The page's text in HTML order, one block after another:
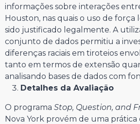
informações sobre interações
Houston, nas quais o uso de
sido justificado legalmente. A
conjunto de dados permitiu a
diferenças raciais em tiroteios
tanto em termos de extensão
analisando bases de dados com
Detalhes da Avaliação
O programa Stop, Question, and
Nova York provém de uma